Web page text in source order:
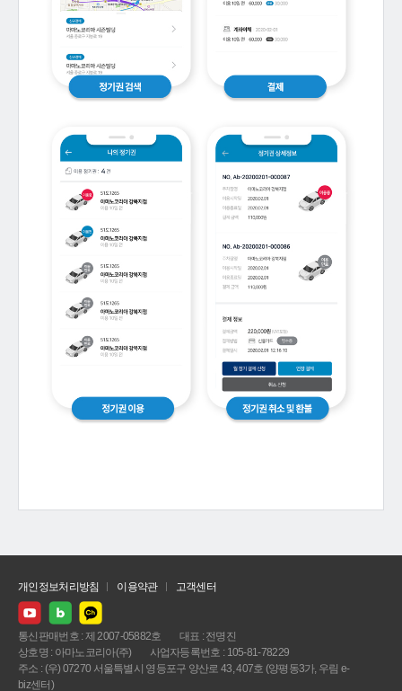
개인정보처리방침 이용약관 고객센터
통신판매번호 : 제 2007-05882호
대표 : 전명진
상호명 : 아마노코리아(주)
사업자등록번호 : 105-81-78229
주소 : (우) 07270 서울특별시 영등포구 양산로 43, 407호 (양평동3가, 우림 e-
biz센터)